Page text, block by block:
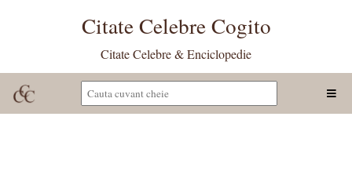
Citate Celebre Cogito
Citate Celebre & Enciclopedie